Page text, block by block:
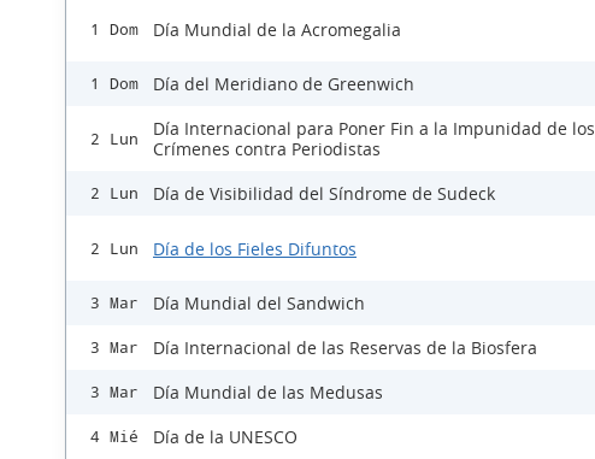
1 Dom Día Mundial de la Acromegalia
1 Dom Día del Meridiano de Greenwich
2 Lun
Día Internacional para Poner Fin a la Impunidad de los
Crímenes contra Periodistas
2 Lun Día de Visibilidad del Síndrome de Sudeck
2 Lun Día de los Fieles Difuntos
3 Mar Día Mundial del Sandwich
3 Mar Día Internacional de las Reservas de la Biosfera
3 Mar Día Mundial de las Medusas
4 Mié Día de la UNESCO